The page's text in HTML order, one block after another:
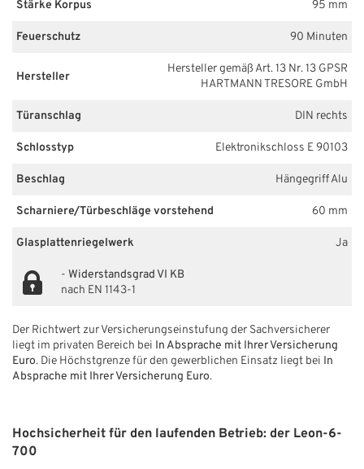
Stärke Korpus 95 mm
Feuerschutz 90 Minuten
Hersteller
Hersteller gemäß Art. 13 Nr. 13 GPSR
HARTMANN TRESORE GmbH
Türanschlag DIN rechts
Schlosstyp Elektronikschloss E 90103
Beschlag Hängegriff Alu
Scharniere/Türbeschläge vorstehend 60 mm
Glasplattenriegelwerk Ja
- Widerstandsgrad VI KB
nach EN 1143-1
Der Richtwert zur Versicherungseinstufung der Sachversicherer
liegt im privaten Bereich bei In Absprache mit Ihrer Versicherung
Euro. Die Höchstgrenze für den gewerblichen Einsatz liegt bei In
Absprache mit Ihrer Versicherung Euro.
Hochsicherheit für den laufenden Betrieb: der Leon-6-
700